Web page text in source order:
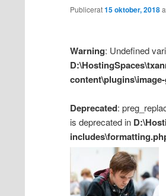
Publicerat15 oktober, 2018
Warning: Undefined
Deprecated:
is deprecated in